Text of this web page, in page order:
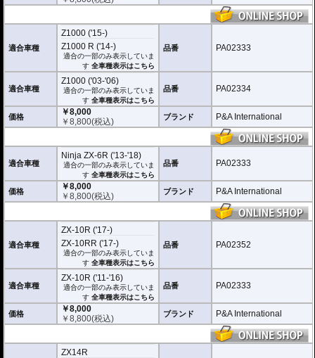
適合車種
Z1000 ('15-)
Z1000 R ('14-)
適合の一部のみ表示していま
す全車種表示はこちら
品番 PA02333
適合車種
Z1000 ('03-'06)
適合の一部のみ表示していま
す全車種表示はこちら
品番 PA02334
価格
￥8,000
￥8,800(税込) ブランド P&A International
適合車種
Ninja ZX-6R ('13-'18)
適合の一部のみ表示していま
す全車種表示はこちら
品番 PA02333
価格
￥8,000
￥8,800(税込) ブランド P&A International
適合車種
ZX-10R ('17-)
ZX-10RR ('17-)
適合の一部のみ表示していま
す全車種表示はこちら
品番 PA02352
適合車種
ZX-10R ('11-'16)
適合の一部のみ表示していま
す全車種表示はこちら
品番 PA02333
価格
￥8,000
￥8,800(税込) ブランド P&A International
ZX14R